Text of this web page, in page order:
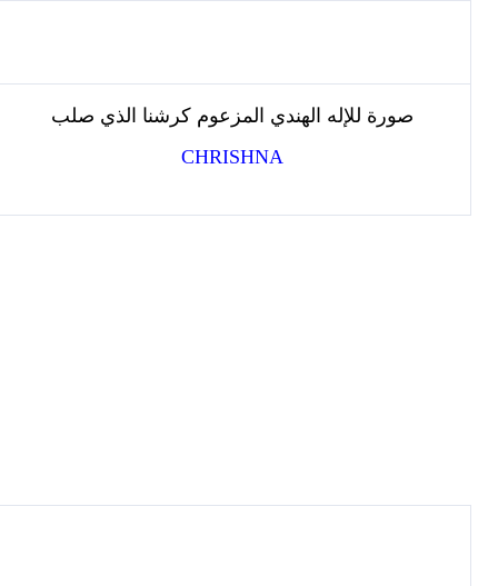
صورة للإله الهندي المزعوم كرشنا الذي صلب
CHRISHNA